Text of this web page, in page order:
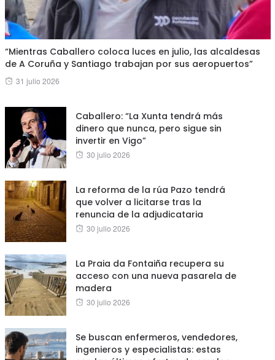
“Mientras Caballero coloca luces en julio, las alcaldesas
de A Coruña y Santiago trabajan por sus aeropuertos”
Posted
31 julio 2026
Caballero: “La Xunta tendrá más
dinero que nunca, pero sigue sin
invertir en Vigo”
Posted
30 julio 2026
La reforma de la rúa Pazo tendrá
que volver a licitarse tras la
renuncia de la adjudicataria
Posted
30 julio 2026
La Praia da Fontaiña recupera su
acceso con una nueva pasarela de
madera
Posted
30 julio 2026
Se buscan enfermeros, vendedores,
ingenieros y especialistas: estas